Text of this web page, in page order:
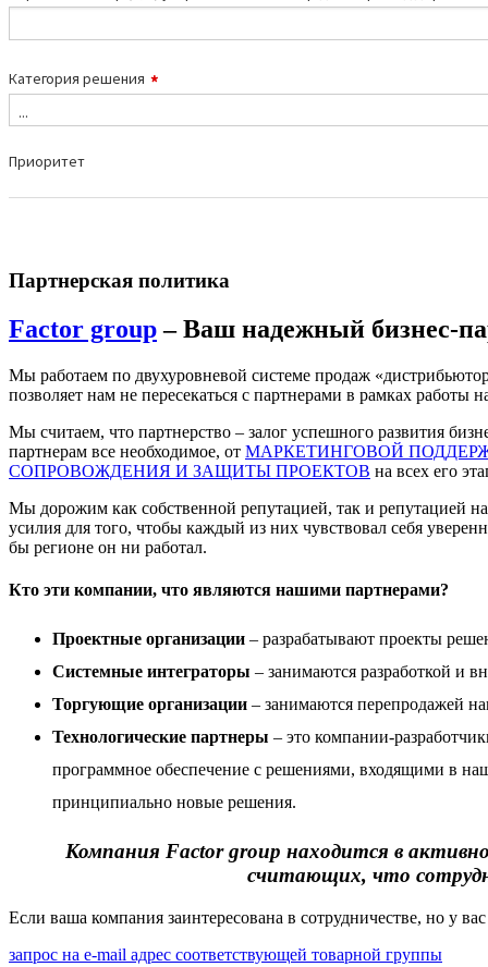
Партнерская политика
Factor group– Ваш надежный бизнес-
Мы работаем по двухуровневой системе продаж
позволяет нам не пересекаться с партнерами в рамках работы
Мы считаем, что партнерство – залог успешного развития
партнерам все необходимое, от МАРКЕТИНГОВОЙ
СОПРОВОЖДЕНИЯ И ЗАЩИТЫ ПРОЕКТОВ на всех его
Мы дорожим как собственной репутацией, так и репутацией
усилия для того, чтобы каждый из них чувствовал себя
бы регионе он ни работал.
Кто эти компании, что являются нашими партнерами?
Проектные организации – разрабатывают проекты
Системные интеграторы – занимаются разработкой и
Торгующие организации – занимаются перепродажей
Технологические партнеры – это компании-
программное обеспечение с решениями, входящими в
принципиально новые решения.
Компания Factor group находится в
считающих, что
Если ваша компания заинтересована в сотрудничестве, но у
запрос на e-mail адрес соответствующей товарной группы